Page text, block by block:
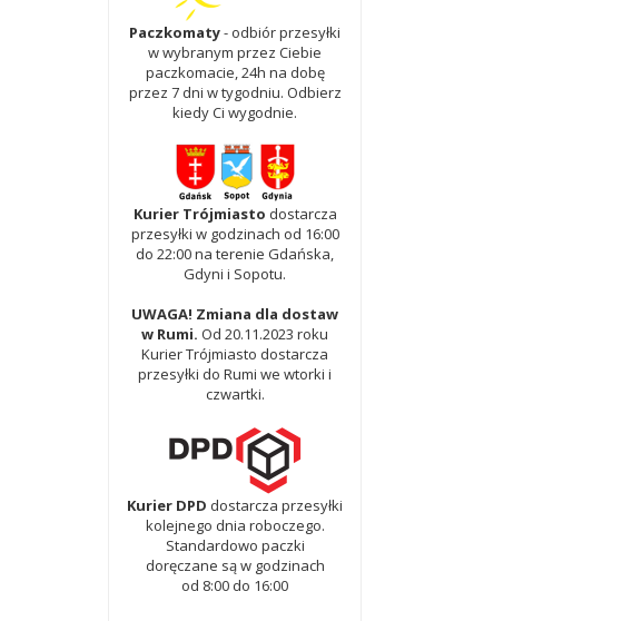
Paczkomaty- odbiór przesyłki
w wybranym przez Ciebie
paczkomacie, 24h na dobę
przez 7 dni w tygodniu. Odbierz
kiedy Ci wygodnie.
Kurier Trójmiasto dostarcza
przesyłki w godzinach od 16:00
do 22:00 na terenie Gdańska,
Gdyni i Sopotu.
UWAGA! Zmiana dla dostaw
w Rumi. Od 20.11.2023 roku
Kurier Trójmiasto dostarcza
przesyłki do Rumi we wtorki i
czwartki.
Kurier DPD dostarcza przesyłki
kolejnego dnia roboczego.
Standardowo paczki
doręczane są w godzinach
od 8:00 do 16:00